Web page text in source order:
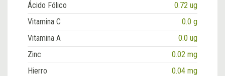
Ácido Fólico
0.72 ug
Vitamina C
0.0 g
Vitamina A
0.0 ug
Zinc
0.02 mg
Hierro
0.04 mg